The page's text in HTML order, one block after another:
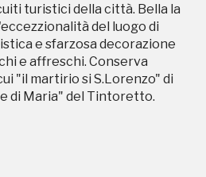
turistici della città. Bella la
del luogo di
e sfarzosa decorazione
e affreschi. Conserva
"il martirio si S.Lorenzo" di
di Maria" del Tintoretto.
corso in questo